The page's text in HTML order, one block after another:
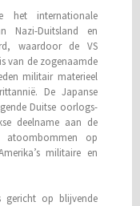
het internationale
Nazi-Duitsland en
waardoor de VS
van de zogenaamde
militair materieel
De Japanse
Duitse oorlogs­
deelname aan de
atoombommen op
militaire en
gericht op blijvende